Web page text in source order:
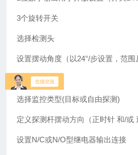
3个旋转开关
选择检测头
设置摆动角度（以24°/步设置，范围
8个切换开关
选择监控类型(目标或自由探测)
定义探测杆摆动方向（正时针 和/或
设置N/C或N/O型继电器输出连接